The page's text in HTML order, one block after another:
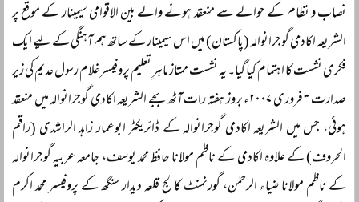
نصاب و نظام کے حوالے سے منعقد ہونے والے بین الاقوامی سیمینار کے موقع پر
الشریعہ اکادمی گوجرانوالہ (پاکستان) میں اس سیمینار کے ساتھ ہم آہنگی کے لیے ایک
فکری نشست کا اہتمام کیا گیا۔ یہ نشست ممتاز ماہرِ تعلیم پروفیسر غلام رسول عدیم کی زیر
صدارت ۳ فروری ۲۰۰۷ء بروز ہفتہ رات آٹھ بجے الشریعہ اکادمی گوجرانوالہ میں منعقد
ہوئی، جس میں الشریعہ اکادمی گوجرانوالہ کے ڈائریکٹر ابوعمار زاہد الراشدی (راقم
الحروف) کے علاوہ اکادمی کے ناظم مولانا حافظ محمد یوسف، جامعہ عربیہ گوجرانوالہ
کے ناظم مولانا ضیاء الرحمٰن، گورنمنٹ کالج قلعہ دیدار سنگھ کے پروفیسر محمد اکرم